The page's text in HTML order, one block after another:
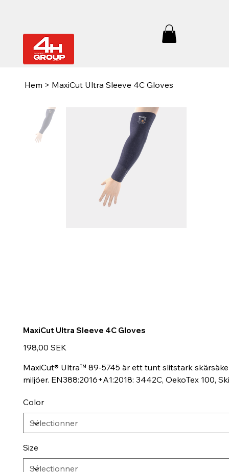
Hem > MaxiCut Ultra Sleeve 4C Gloves
MaxiCut Ultra Sleeve 4C Gloves
Prix
198,00 SEK
MaxiCut® Ultra™ 89-5745 är ett tunt slitstark
miljöer. EN388:2016+A1:2018: 3442C, OekoTex 100,
Color
Size